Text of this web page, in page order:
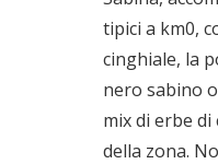
tipici a km0,
cinghiale, la
nero sabino
mix di erbe di
della zona.